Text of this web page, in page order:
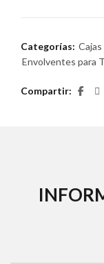
Categorías:
Envolventes para
Compartir